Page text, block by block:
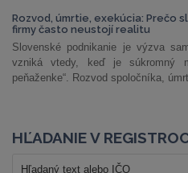
Rozvod, úmrtie, exekúcia: Prečo
firmy často neustojí realitu
Slovenské podnikanie je výzva
vzniká vtedy, keď je súkromný
peňaženke“. Rozvod spoločníka,
HĽADANIE V